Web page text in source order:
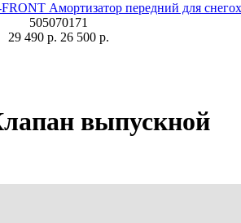
Амортизатор передний для
505070171
29 490 р. 26 500 р.
выпускной